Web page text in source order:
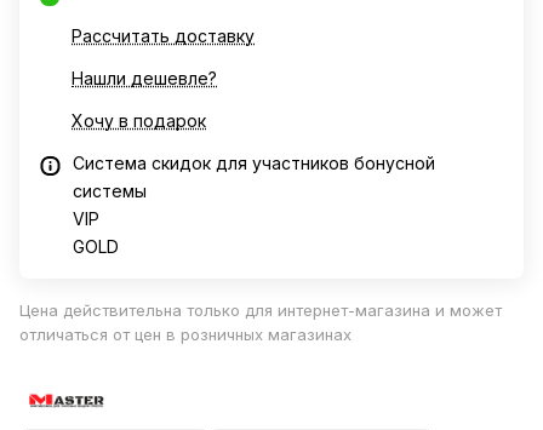
Рассчитать доставку
Нашли дешевле?
Хочу в подарок
Система скидок для участников бонусной
системы
VIP
GOLD
Цена действительна только для интернет-магазина и может
отличаться от цен в розничных магазинах